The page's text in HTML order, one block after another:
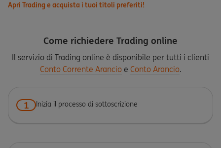
Apri Trading e acquista i tuoi titoli preferiti!
Come richiedere Trading online
Il servizio di Trading online è disponibile per tutti i clienti
Conto Corrente Arancioe Conto Arancio.
1 Inizia il processo di sottoscrizione